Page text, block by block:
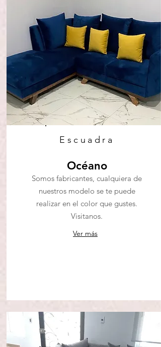
Escuadra
Océano
Somos fabricantes, cualquiera de
nuestros modelo se te puede
realizar en el color que gustes.
Visitanos.
Ver más